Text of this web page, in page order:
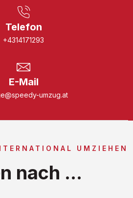
Telefon
+4314171293
E-Mail
umzug.at
UMZIEHEN
nach ...